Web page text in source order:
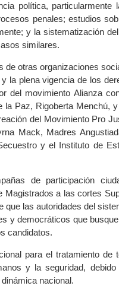
política, particularmente
penales; estudios
y la sistematización
similares.
de otras organizaciones
la plena vigencia de los
del movimiento Alianza
la Paz, Rigoberta Menchú,
del Movimiento Pro
Mack, Madres
y el Instituto de
de participación
Magistrados a las cortes
que las autoridades del
y democráticos que
candidatos.
para el tratamiento de
y la seguridad,
nacional.